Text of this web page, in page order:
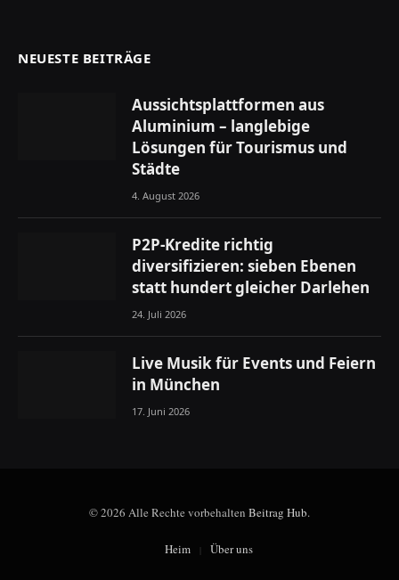
NEUESTE BEITRÄGE
Aussichtsplattformen aus
Aluminium – langlebige
Lösungen für Tourismus und
Städte
4. August 2026
P2P-Kredite richtig
diversifizieren: sieben Ebenen
statt hundert gleicher Darlehen
24. Juli 2026
Live Musik für Events und Feiern
in München
17. Juni 2026
© 2026 Alle Rechte vorbehalten Beitrag Hub.
Heim Über uns